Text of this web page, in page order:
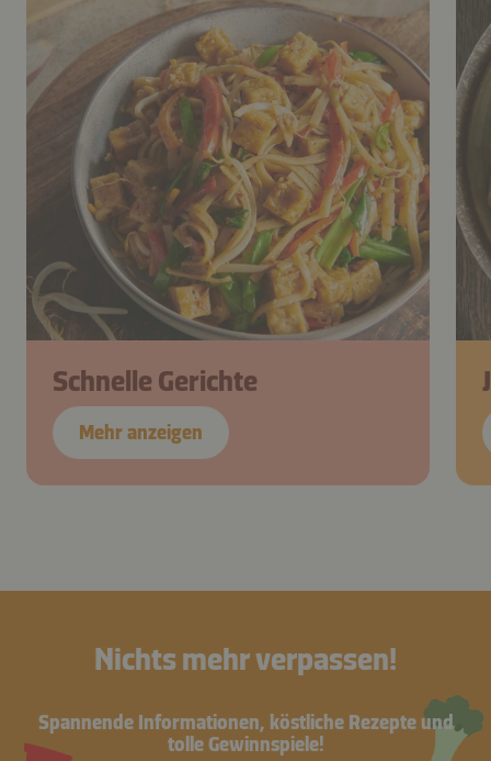
Schnelle Gerichte
Mehr anzeigen
Nichts mehr verpassen!
Spannende Informationen, köstliche Rezepte und
tolle Gewinnspiele!